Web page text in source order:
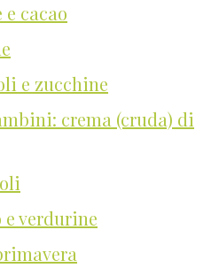
cacao
e zucchine
crema (cruda) di
verdurine